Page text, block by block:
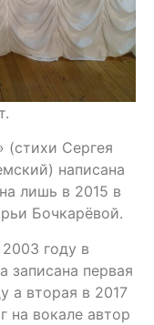
(стихи Сергея
написана
лишь в 2015 в
Бочкарёвой.
году в
записана первая
а вторая в 2017
на вокале автор